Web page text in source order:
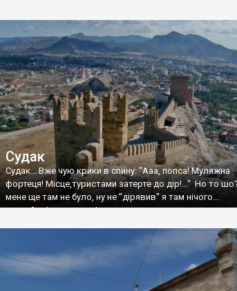
Судак
Судак... Вже чую крики в спину: "Ааа, попса! Муляжна
фортеця! Місце,туристами затерте до дір!..." Но то
мене ще там не було, ну не "дірявив" я там нічого...
принаймні до цього літа.